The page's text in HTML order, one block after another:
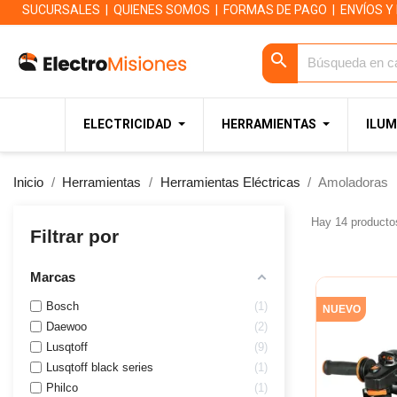
SUCURSALES QUIENES SOMOS FORMAS DE PAGO ENVÍOS
search
ELECTRICIDAD HERRAMIENTAS
Inicio Herramientas Herramientas Eléctricas Amoladoras
Filtrar por
Marcas
Bosch
1
Daewoo
2
Lusqtoff
9
Lusqtoff black series
1
Philco
1
Hay 14
NUEVO